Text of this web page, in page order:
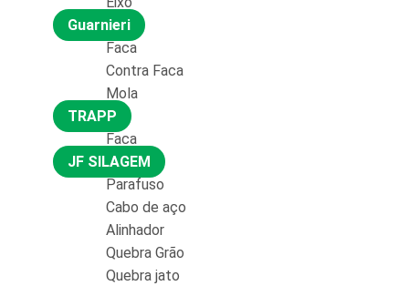
Guarnieri
Faca
Contra Faca
Mola
TRAPP
Faca
JF SILAGEM
Parafuso
Cabo de aço
Alinhador
Quebra Grão
Quebra jato